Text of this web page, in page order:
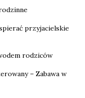
przyjacielskie
rodziców
– Zabawa w